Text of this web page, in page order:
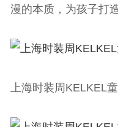
漫的本质，为孩子打
上海时装周KELKEL